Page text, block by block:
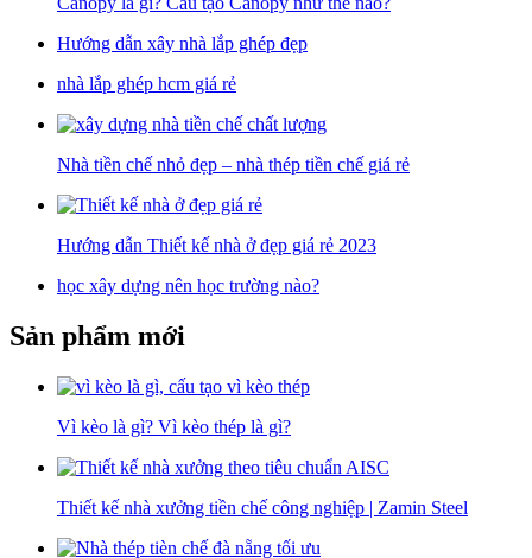
Hướng dẫn xây nhà lắp ghép đẹp
nhà lắp ghép hcm giá rẻ
Nhà tiền chế nhỏ đẹp – nhà thép tiền chế giá rẻ
Hướng dẫn Thiết kế nhà ở đẹp giá rẻ 2023
học xây dựng nên học trường nào?
Sản phẩm mới
Vì kèo là gì? Vì kèo thép là gì?
Thiết kế nhà xưởng tiền chế công nghiệp | Zamin Steel